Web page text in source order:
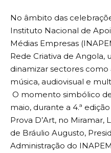
No âmbito das
Instituto Nacional de
Médias Empresas
Rede Criativa de Angola,
dinamizar sectores como
música, audiovisual e
O momento simbólico
maio, durante a 4.ª
Prova D’Art, no Miramar,
de Bráulio Augusto,
Administração do